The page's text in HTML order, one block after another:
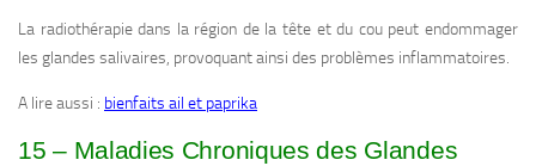
La radiothérapie dans la région de la tête et du cou peut endommager
les glandes salivaires, provoquant ainsi des problèmes inflammatoires.
A lire aussi : bienfaits ail et paprika
15 – Maladies Chroniques des Glandes